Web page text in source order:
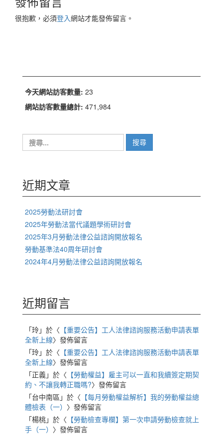
航
列
很抱歉，必須登入網站才能發佈留言。
今天網站訪客數量: 23
網站訪客數量總計: 471,984
尋
字:
近期文章
2025勞動法研討會
2025年勞動法當代議題學術研討會
2025年3月勞動法律公益諮詢開放報名
勞動基準法40周年研討會
2024年4月勞動法律公益諮詢開放報名
近期留言
「玲」於〈 【重要公告】工人法律諮詢服務活動申請表單
全新上線〉發佈留言
「玲」於〈 【重要公告】工人法律諮詢服務活動申請表單
全新上線〉發佈留言
「正義」於〈 【勞動權益】雇主可以一直和我續簽定期契
約、不讓我轉正職嗎?〉發佈留言
「台中南區 」於〈 【每月勞動權益解析】我的勞動權益總
體檢表（一） 〉發佈留言
「楊桃」於〈 【勞動檢查專欄】第一次申請勞動檢查就上
手（一） 〉發佈留言